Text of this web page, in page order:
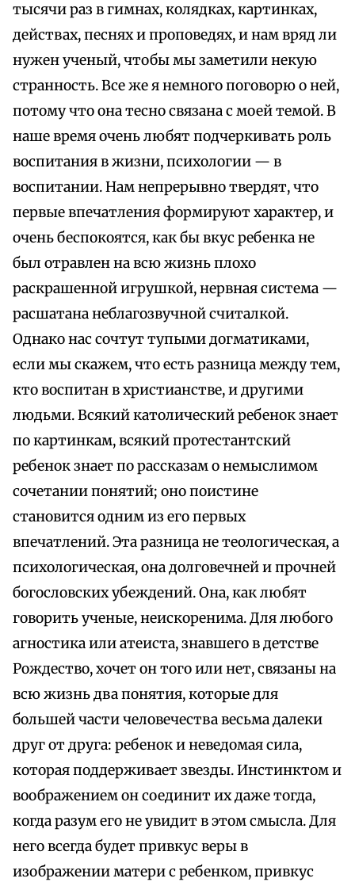
тысячи раз в гимнах, колядках, картинках,
действах, песнях и проповедях, и нам вряд ли
нужен ученый, чтобы мы заметили некую
странность. Все же я немного поговорю о ней,
потому что она тесно связана с моей темой. В
наше время очень любят подчеркивать роль
воспитания в жизни, психологии — в
воспитании. Нам непрерывно твердят, что
первые впечатления формируют характер, и
очень беспокоятся, как бы вкус ребенка не
был отравлен на всю жизнь плохо
раскрашенной игрушкой, нервная система —
расшатана неблагозвучной считалкой.
Однако нас сочтут тупыми догматиками,
если мы скажем, что есть разница между тем,
кто воспитан в христианстве, и другими
людьми. Всякий католический ребенок знает
по картинкам, всякий протестантский
ребенок знает по рассказам о немыслимом
сочетании понятий; оно поистине
становится одним из его первых
впечатлений. Эта разница не теологическая, а
психологическая, она долговечней и прочней
богословских убеждений. Она, как любят
говорить ученые, неискоренима. Для любого
агностика или атеиста, знавшего в детстве
Рождество, хочет он того или нет, связаны на
всю жизнь два понятия, которые для
большей части человечества весьма далеки
друг от друга: ребенок и неведомая сила,
которая поддерживает звезды. Инстинктом и
воображением он соединит их даже тогда,
когда разум его не увидит в этом смысла. Для
него всегда будет привкус веры в
изображении матери с ребенком, привкус